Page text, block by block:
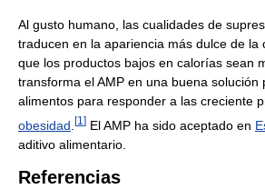
Al gusto humano, las cualidades de
traducen en la apariencia más dulce de la
que los productos bajos en calorías sean
transforma el AMP en una buena
alimentos para responder a las creciente
obesidad [1 ] El AMP ha sido aceptado en
aditivo alimentario.
Referencias